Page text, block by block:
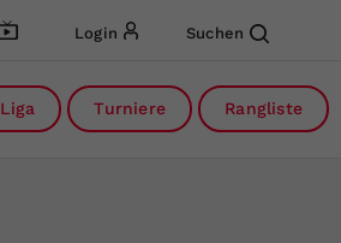
Login Suchen
Liga Turniere Rangliste